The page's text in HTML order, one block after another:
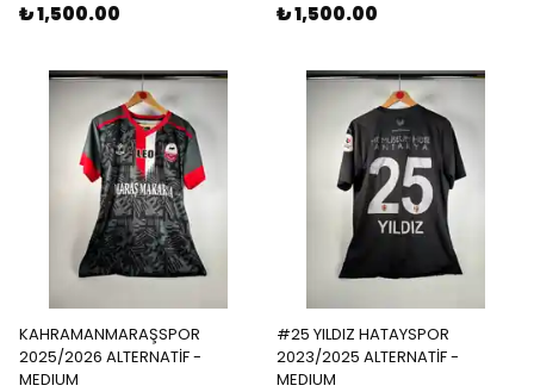
₺ 1,500.00 ₺ 1,500.00
KAHRAMANMARAŞSPOR
2025/2026 ALTERNATİF -
MEDIUM
#25 YILDIZ HATAYSPOR
2023/2025 ALTERNATİF -
MEDIUM